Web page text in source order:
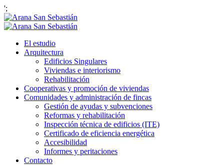
';
El estudio
Arquitectura
Edificios Singulares
Viviendas e interiorismo
Rehabilitación
Cooperativas y promoción de viviendas
Comunidades y administración de fincas
Gestión de ayudas y subvenciones
Reformas y rehabilitación
Inspección técnica de edificios (ITE)
Certificado de eficiencia energética
Accesibilidad
Informes y peritaciones
Contacto